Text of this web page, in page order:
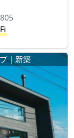
｜新築